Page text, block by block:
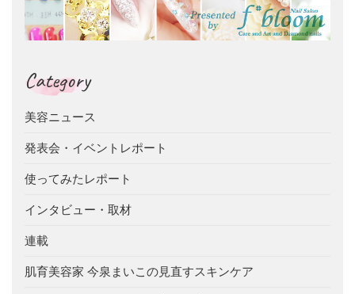
Category
美容ニュース
発表会・イベントレポート
使ってみたレポート
インタビュー・取材
連載
肌育美容家 今泉まいこの見直すスキンケア